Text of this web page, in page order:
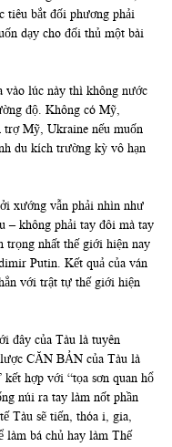
tiêu bắt đối phương phải
dạy cho đối thủ một bài
vào lúc này thì không nước
độ. Không có Mỹ,
trợ Mỹ, Ukraine nếu muốn
du kích trường kỳ vô hạn
xướng vẫn phải nhìn như
– không phải tay đôi mà tay
trọng nhất thế giới hiện nay
Putin. Kết quả của ván
với trật tự thế giới hiện
đây của Tàu là tuyên
CĂN BẢN của Tàu là
hợp với “tọa sơn quan hổ
núi ra tay làm nốt phần
Tàu sẽ tiến, thóa i, gia,
làm bá chủ hay làm Thế